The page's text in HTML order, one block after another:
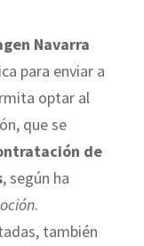
Navarra
para enviar a
optar al
que se
de
, según ha
.
también